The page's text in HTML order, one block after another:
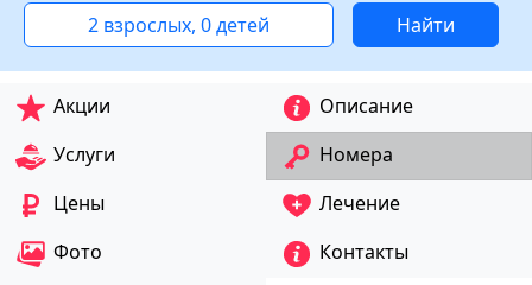
2 взрослых, 0 детей Найти
Акции
Описание
Услуги
Номера
Цены
Лечение
Фото
Контакты